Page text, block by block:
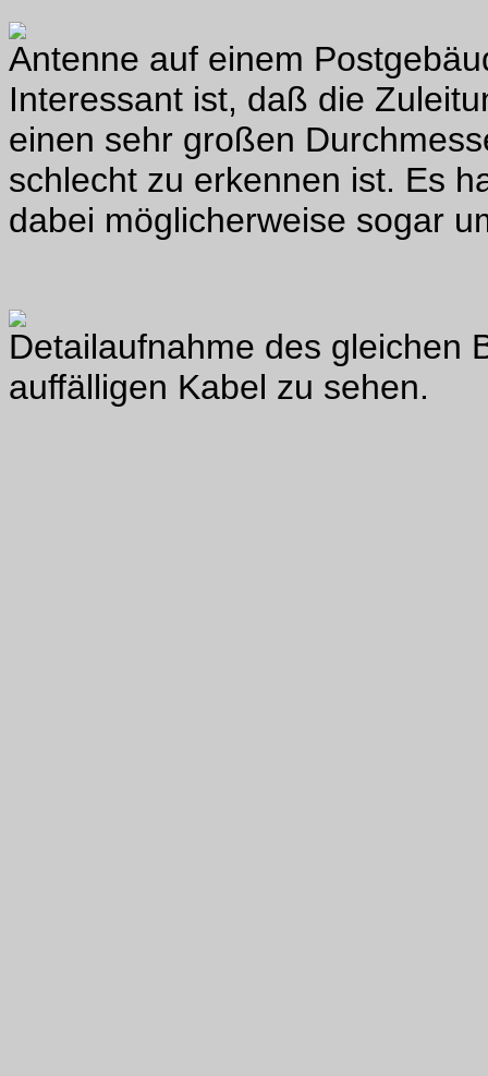
Antenne auf einem
Interessant ist, daß die
einen sehr großen
schlecht zu erkennen ist. Es
dabei möglicherweise sogar
Detailaufnahme des gleichen
auffälligen Kabel zu sehen.